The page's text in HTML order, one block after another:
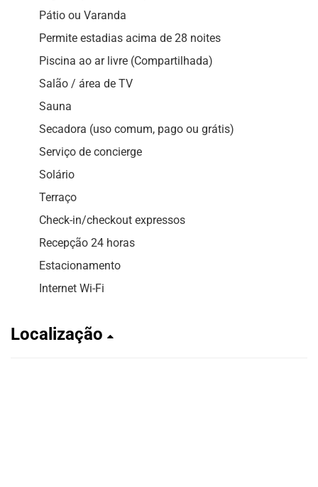
Pátio ou Varanda
Permite estadias acima de 28 noites
Piscina ao ar livre (Compartilhada)
Salão / área de TV
Sauna
Secadora (uso comum, pago ou grátis)
Serviço de concierge
Solário
Terraço
Check-in/checkout expressos
Recepção 24 horas
Estacionamento
Internet Wi-Fi
Localização